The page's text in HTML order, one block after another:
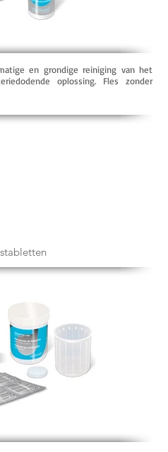
en grondige reiniging van het
oplossing. Fles zonder